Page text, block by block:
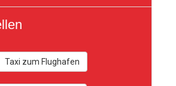
Taxi zum Flughafen